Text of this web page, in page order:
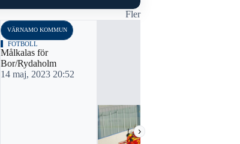
Fler
›
VÄRNAMO KOMMUN
FOTBOLL
Målkalas för
Bor/Rydaholm
14 maj, 2023 20:52